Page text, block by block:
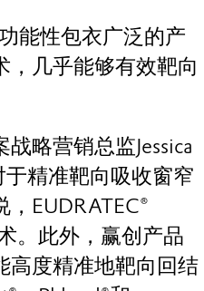
能性包衣广泛的产
，几乎能够有效靶向
略营销总监Jessica
精准靶向吸收窗窄
EUDRATEC®
。此外，赢创产品
高度精准地靶向回结